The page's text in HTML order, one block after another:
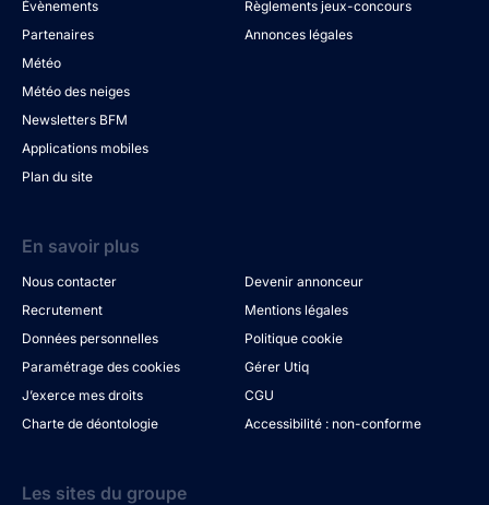
Évènements
Partenaires
Météo
Météo des neiges
Newsletters BFM
Applications mobiles
Plan du site
Règlements jeux-concours
Annonces légales
En savoir plus
Nous contacter
Devenir annonceur
Recrutement
Mentions légales
Données personnelles
Politique cookie
Paramétrage des cookies
Gérer Utiq
J’exerce mes droits
CGU
Charte de déontologie
Accessibilité : non-conforme
Les sites du groupe